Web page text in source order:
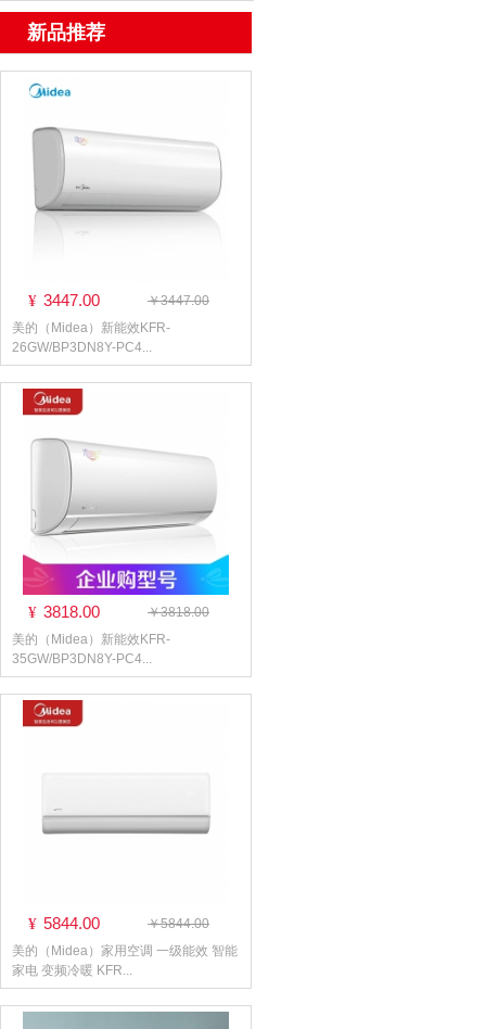
新品推荐
¥ 3447.00
￥3447.00
美的（Midea）新能效KFR-
26GW/BP3DN8Y-PC4...
¥ 3818.00
￥3818.00
美的（Midea）新能效KFR-
35GW/BP3DN8Y-PC4...
¥ 5844.00
￥5844.00
美的（Midea）家用空调 一级能效 智能
家电 变频冷暖 KFR...